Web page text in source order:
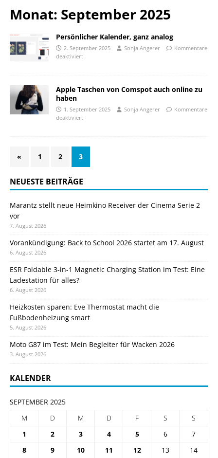
Monat: September 2025
Persönlicher Kalender, ganz analog
2. September 2025 Sonja Angerer
Kommentare
deaktiviert
Apple Taschen von Comspot auch online zu
haben
1. September 2025 Sonja Angerer
Kommentare
deaktiviert
« 1 2 3
NEUESTE BEITRÄGE
Marantz stellt neue Heimkino Receiver der Cinema Serie 2
vor
7. August 2026
Vorankündigung: Back to School 2026 startet am 17. August
6. August 2026
ESR Foldable 3-in-1 Magnetic Charging Station im Test: Eine
Ladestation für alles?
6. August 2026
Heizkosten sparen: Eve Thermostat macht die
Fußbodenheizung smart
5. August 2026
Moto G87 im Test: Mein Begleiter für Wacken 2026
3. August 2026
KALENDER
SEPTEMBER 2025
M
D M D F S
S
1
2 3 4 5 6
7
8
9 10 11 12 13 14